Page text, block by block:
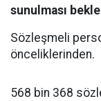
sunulması
Sözleşmeli
önceliklerinden.
568 bin 368